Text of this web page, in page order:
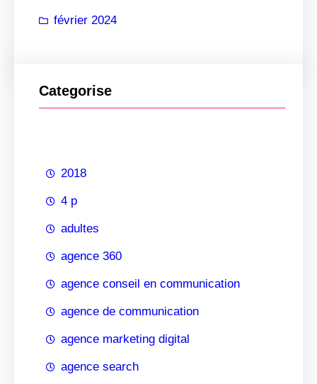
février 2024
Categorise
2018
4 p
adultes
agence 360
agence conseil en communication
agence de communication
agence marketing digital
agence search